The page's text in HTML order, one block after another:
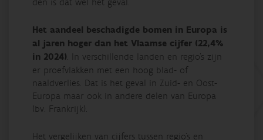
Het aandeel beschadigde bomen in Europa is
al jaren hoger dan het Vlaamse cijfer (22,4%
in 2024). In verschillende landen en regio’s zijn
er proefvlakken met een hoog blad- of
naaldverlies. Dat is het geval in Zuid- en Oost-
Europa maar ook in andere delen van Europa
(bv. Frankrijk).
Het vergelijken van cijfers tussen regio’s en